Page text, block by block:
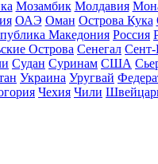
Мозамбик Молдавия
ОАЭ Оман Острова Кука
Македония Россия
Острова Сенегал
Судан Суринам США
Украина Уругвай
Чехия Чили